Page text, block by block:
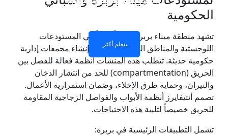
المقاوم للحريق
يتعلم أكثر
للحريق
يتعلم أكثر
للحريق
يتعلم أكثر
للحريق
يتعلم أكثر
الحكومية
تشهد منطقة ميناء بربرة توسعاً كبيراً في المستودعات
اللوجستية والمناطق الحرة، إلى جانب إنشاء مجمعات إدارية
حكومية حديثة. تتطلب هذه المنشآت أنظمة فعالة للفصل بين
الحريق (compartmentation) للحد من انتشار الدخان
والنيران، وحماية طرق الإخلاء، وضمان استمرارية الأعمال.
تصمم أنتيفايرز أنظمة الأبواب والفواصل الزجاجية المقاومة
للحريق خصيصاً لتلبية هذه الاحتياجات.
تشمل التطبيقات الرئيسية في بربرة: